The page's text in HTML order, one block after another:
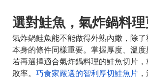
選對鮭魚，氣炸鍋料理
氣炸鍋鮭魚能不能做得外熟內嫩，除
本身的條件同樣重要。掌握厚度、溫度
若再選擇適合氣炸鍋料理的鮭魚切片
敗率。 巧食家嚴選的智利厚切鮭魚片